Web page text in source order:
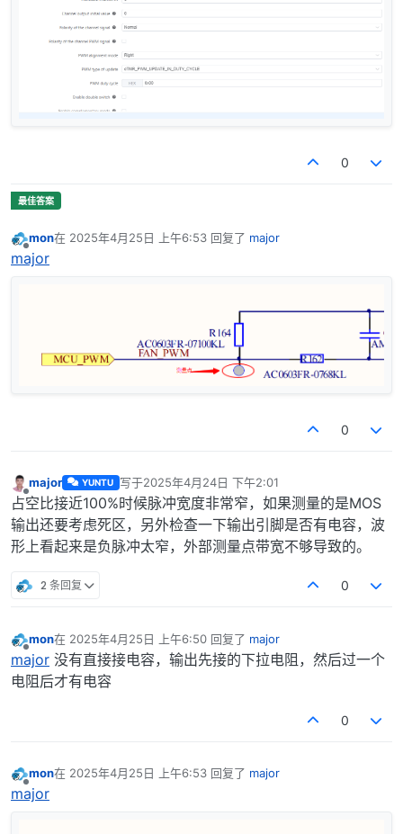
0
离线
mon在 2025年4月25日 上午6:53 回复了 major
最后由 编辑
major
0
离线
major YUNTU 写于2025年4月24日 下午2:01
最后由 编辑
占空比接近100%时候脉冲宽度非常窄，如果测量的是MOS
输出还要考虑死区，另外检查一下输出引脚是否有电容，波
形上看起来是负脉冲太窄，外部测量点带宽不够导致的。
2 条回复 0
离线
mon在 2025年4月25日 上午6:50 回复了 major
最后由 编辑
major 没有直接接电容，输出先接的下拉电阻，然后过一个
电阻后才有电容
0
离线
mon在 2025年4月25日 上午6:53 回复了 major
最后由 编辑
major